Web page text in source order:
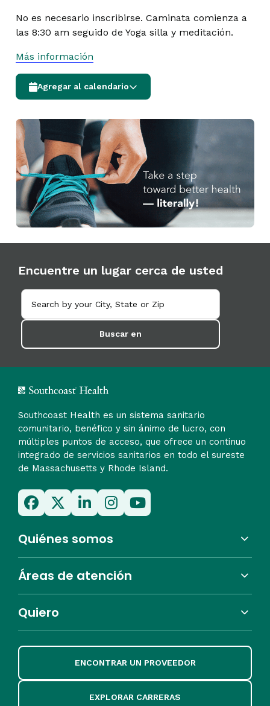
No es necesario inscribirse. Caminata comienza a
las 8:30 am seguido de Yoga silla y meditación.
Más información
Agregar al calendario
Encuentre un lugar cerca de usted
Buscar en
Southcoast Health es un sistema sanitario
comunitario, benéfico y sin ánimo de lucro, con
múltiples puntos de acceso, que ofrece un continuo
integrado de servicios sanitarios en todo el sureste
de Massachusetts y Rhode Island.
Quiénes somos
Áreas de atención
Quiero
ENCONTRAR UN PROVEEDOR
EXPLORAR CARRERAS